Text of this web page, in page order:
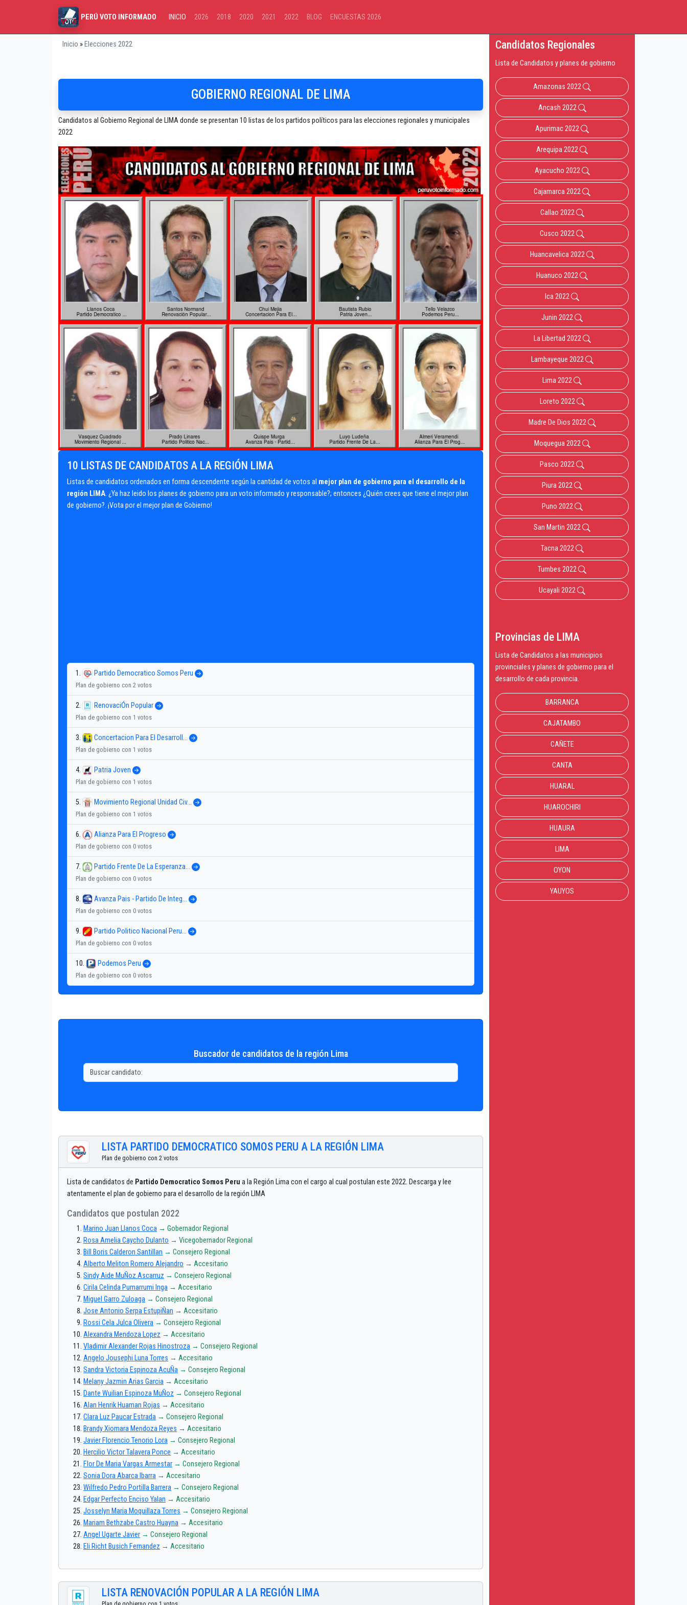
PERÚ VOTO INFORMADO INICIO 2026 2018 2020 2021 2022 BLOG ENCUESTAS 2026
Inicio » Elecciones 2022
GOBIERNO REGIONAL DE LIMA
Candidatos al Gobierno Regional de LIMA donde se presentan 10 listas de los partidos políticos para las elecciones regionales y municipales
2022
10 LISTAS DE CANDIDATOS A LA REGIÓN LIMA
Listas de candidatos ordenados en forma descendente según la cantidad de votos al mejor plan de gobierno para el desarrollo de la
región LIMA. ¿Ya haz leido los planes de gobierno para un voto informado y responsable?; entonces ¿Quién crees que tiene el mejor plan
de gobierno?. ¡Vota por el mejor plan de Gobierno!
1. Partido Democratico Somos Peru
Plan de gobierno con 2 votos
2. RenovaciÓn Popular
Plan de gobierno con 1 votos
3. Concertacion Para El Desarroll...
Plan de gobierno con 1 votos
4. Patria Joven
Plan de gobierno con 1 votos
5. Movimiento Regional Unidad Civ...
Plan de gobierno con 1 votos
6. Alianza Para El Progreso
Plan de gobierno con 0 votos
7. Partido Frente De La Esperanza...
Plan de gobierno con 0 votos
8. Avanza Pais - Partido De Integ...
Plan de gobierno con 0 votos
9. Partido Politico Nacional Peru...
Plan de gobierno con 0 votos
10. Podemos Peru
Plan de gobierno con 0 votos
Buscador de candidatos de la región Lima
LISTA PARTIDO DEMOCRATICO SOMOS PERU A LA REGIÓN LIMA
Plan de gobierno con 2 votos
Lista de candidatos de Partido Democratico Somos Peru a la Región Lima con el cargo al cual postulan este 2022. Descarga y lee
atentamente el plan de gobierno para el desarrollo de la región LIMA
Candidatos que postulan 2022
Marino Juan Llanos Coca → Gobernador Regional
Rosa Amelia Caycho Dulanto → Vicegobernador Regional
Bill Boris Calderon Santillan → Consejero Regional
Alberto Meliton Romero Alejandro → Accesitario
Sindy Aide MuÑoz Ascarruz → Consejero Regional
Cirila Celinda Pumarrumi Inga → Accesitario
Miguel Garro Zuloaga → Consejero Regional
Jose Antonio Serpa EstupiÑan → Accesitario
Rossi Cela Julca Olivera → Consejero Regional
Alexandra Mendoza Lopez → Accesitario
Vladimir Alexander Rojas Hinostroza → Consejero Regional
Angelo Jousephi Luna Torres → Accesitario
Sandra Victoria Espinoza AcuÑa → Consejero Regional
Melany Jazmin Arias Garcia → Accesitario
Dante Wuilian Espinoza MuÑoz → Consejero Regional
Alan Henrik Huaman Rojas → Accesitario
Clara Luz Paucar Estrada → Consejero Regional
Brandy Xiomara Mendoza Reyes → Accesitario
Javier Florencio Tenorio Lora → Consejero Regional
Hercilio Victor Talavera Ponce → Accesitario
Flor De Maria Vargas Armestar → Consejero Regional
Sonia Dora Abarca Ibarra → Accesitario
Wilfredo Pedro Portilla Barrera → Consejero Regional
Edgar Perfecto Enciso Yalan → Accesitario
Josselyn Maria Moquillaza Torres → Consejero Regional
Mariam Bethzabe Castro Huayna → Accesitario
Angel Ugarte Javier → Consejero Regional
Eli Richt Busich Fernandez → Accesitario
LISTA RENOVACIÓN POPULAR A LA REGIÓN LIMA
Candidatos Regionales
Lista de Candidatos y planes de gobierno
Amazonas 2022
Ancash 2022
Apurimac 2022
Arequipa 2022
Ayacucho 2022
Cajamarca 2022
Callao 2022
Cusco 2022
Huancavelica 2022
Huanuco 2022
Ica 2022
Junin 2022
La Libertad 2022
Lambayeque 2022
Lima 2022
Loreto 2022
Madre De Dios 2022
Moquegua 2022
Pasco 2022
Piura 2022
Puno 2022
San Martin 2022
Tacna 2022
Tumbes 2022
Ucayali 2022
Provincias de LIMA
Lista de Candidatos a las municipios
provinciales y planes de gobierno para el
desarrollo de cada provincia.
BARRANCA
CAJATAMBO
CAÑETE
CANTA
HUARAL
HUAROCHIRI
HUAURA
LIMA
OYON
YAUYOS